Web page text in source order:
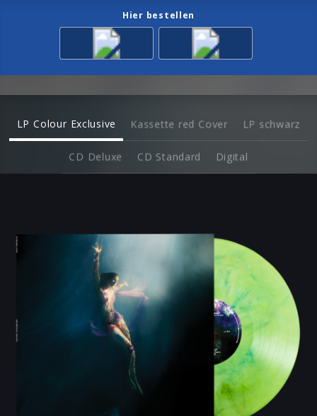
Hier bestellen
LP Colour Exclusive Kassette red Cover LP schwarz
CD Deluxe CD Standard Digital